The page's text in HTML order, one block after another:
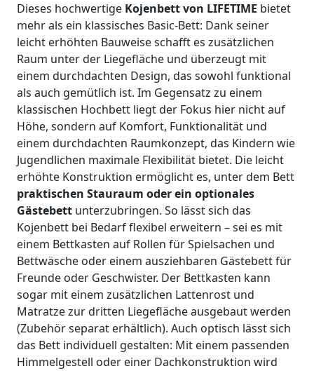
Dieses hochwertige Kojenbett von LIFETIME bietet
mehr als ein klassisches Basic-Bett: Dank seiner
leicht erhöhten Bauweise schafft es zusätzlichen
Raum unter der Liegefläche und überzeugt mit
einem durchdachten Design, das sowohl funktional
als auch gemütlich ist. Im Gegensatz zu einem
klassischen Hochbett liegt der Fokus hier nicht auf
Höhe, sondern auf Komfort, Funktionalität und
einem durchdachten Raumkonzept, das Kindern wie
Jugendlichen maximale Flexibilität bietet. Die leicht
erhöhte Konstruktion ermöglicht es, unter dem Bett
praktischen Stauraum oder ein optionales
Gästebett unterzubringen. So lässt sich das
Kojenbett bei Bedarf flexibel erweitern – sei es mit
einem Bettkasten auf Rollen für Spielsachen und
Bettwäsche oder einem ausziehbaren Gästebett für
Freunde oder Geschwister. Der Bettkasten kann
sogar mit einem zusätzlichen Lattenrost und
Matratze zur dritten Liegefläche ausgebaut werden
(Zubehör separat erhältlich). Auch optisch lässt sich
das Bett individuell gestalten: Mit einem passenden
Himmelgestell oder einer Dachkonstruktion wird